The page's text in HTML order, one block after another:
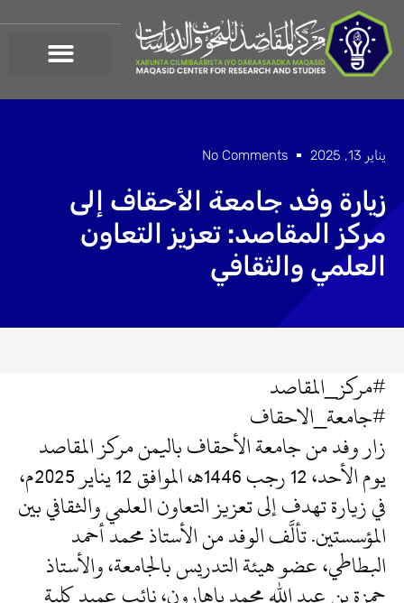
إلى
المحتوى
يناير 13, 2025 No Comments
زيارة وفد جامعة الأحقاف إلى
مركز المقاصد: تعزيز التعاون
العلمي والثقافي
#مركز_المقاصد
#جامعة_الاحقاف
زار وفد من جامعة الأحقاف باليمن مركز المقاصد
يوم الأحد، 12 رجب 1446هـ، الموافق 12 يناير 2025م،
في زيارة تهدف إلى تعزيز التعاون العلمي والثقافي بين
المؤسستين. تألَّف الوفد من الأستاذ محمد أحمد
البطاطي، عضو هيئة التدريس بالجامعة، والأستاذ